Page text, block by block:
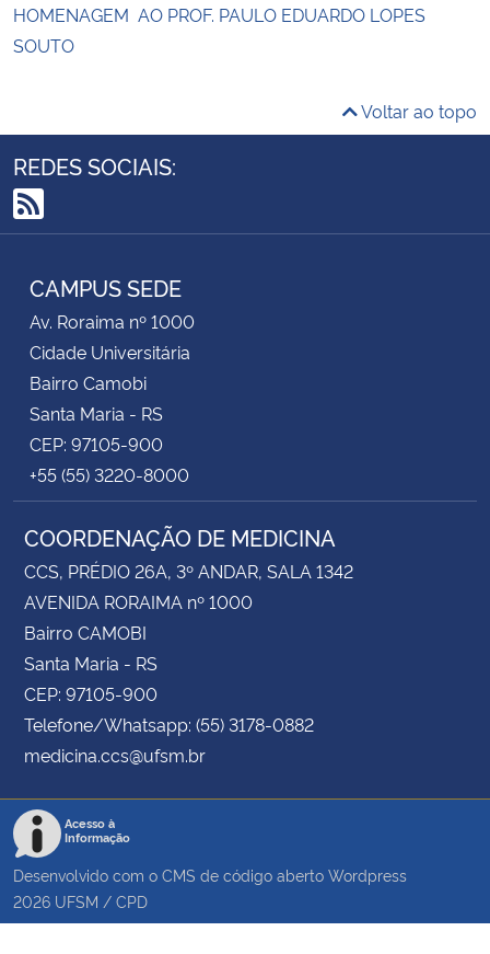
HOMENAGEM AO PROF. PAULO EDUARDO LOPES
SOUTO
Voltar ao topo
REDES SOCIAIS:
RSS
CAMPUS SEDE
Av. Roraima nº 1000
Cidade Universitária
Bairro Camobi
Santa Maria - RS
CEP: 97105-900
+55 (55) 3220-8000
COORDENAÇÃO DE MEDICINA
CCS, PRÉDIO 26A, 3º ANDAR, SALA 1342
AVENIDA RORAIMA nº 1000
Bairro CAMOBI
Santa Maria - RS
CEP: 97105-900
Telefone/Whatsapp: (55) 3178-0882
medicina.ccs@ufsm.br
Acesso à
Informação
Desenvolvido com o CMS de código aberto Wordpress
2026 UFSM / CPD